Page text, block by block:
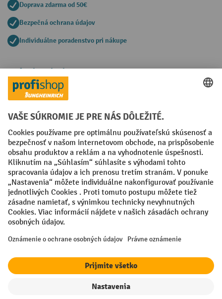
Doprava zdarma od 50€
Bezpečná ochrana údajov
Individuálne poradenstvo pri nákupe
Spôsoby platby
Creditcard (Master)Creditcard (Visa)
Faktúra Predplatba
Sociálne siete
Facebook
YouTube
LinkedIn
Nastavenia ochrany osobných údajov
All prices excl. VAT plusshipping costsand possible delivery charges,
¹ Zľava platí do vypredania zásob. Zľava sa nevzťahuje na špeciálne